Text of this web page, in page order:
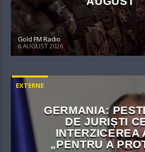
Gold FM Radio
6 AUGUST 2026
EXTERNE
GERMANIA:
DE JURIȘTI
INTERZICEREA
„PENTRU A